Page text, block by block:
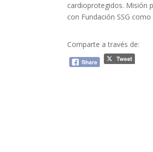
cardioprotegidos. Misión
con Fundación SSG
Comparte a través de: